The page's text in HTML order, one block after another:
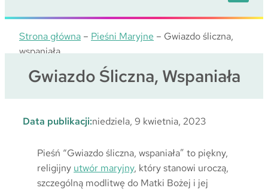
Strona główna – Pieśni Maryjne – Gwiazdo śliczna,
wspaniała
Gwiazdo Śliczna, Wspaniała
Data publikacji:niedziela, 9 kwietnia, 2023
Pieśń “Gwiazdo śliczna, wspaniała” to piękny,
religijny utwór maryjny, który stanowi uroczą,
szczególną modlitwę do Matki Bożej i jej